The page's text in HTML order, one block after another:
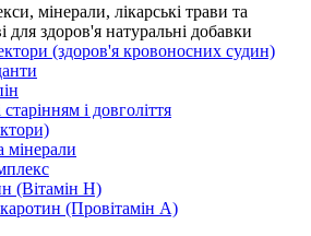
мінерали, лікарські трави та
для здоров'я натуральні добавки
(здоров'я кровоносних судин)
старінням і довголіття
мінерали
(Вітамін H)
(Провітамін А)